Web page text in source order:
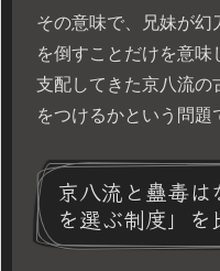
その意味で、兄妹が幻
を倒すことだけを意味
支配してきた京八流の
をつけるかという問題
京八流と蠱毒
を選ぶ制度」を